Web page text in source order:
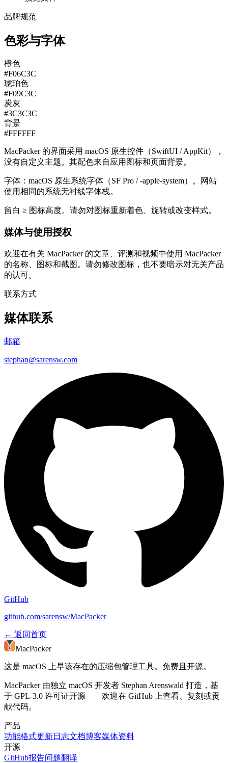
品牌规范
色彩与字体
橙色
#F06C3C
琥珀色
#F09C3C
炭灰
#3C3C3C
背景
#FFFFFF
MacPacker 的界面采用 macOS 原生控件（SwiftUI / AppKit），
没有自定义主题。其配色来自应用图标和页面背景。
字体：macOS 原生系统字体（SF Pro / -apple-system）。网站
使用相同的系统无衬线字体栈。
留白 ≥ 图标高度。请勿对图标重新着色、旋转或改变样式。
媒体与使用授权
欢迎在有关 MacPacker 的文章、评测和视频中使用 MacPacker
的名称、图标和截图。请勿修改图标，也不要暗示对无关产品
的认可。
联系方式
媒体联系
邮箱
stephan@sarensw.com
GitHub
github.com/sarensw/MacPacker
← 返回首页
MacPacker
这是 macOS 上早该存在的压缩包管理工具。免费且开源。
MacPacker 由独立 macOS 开发者 Stephan Arenswald 打造，基
于 GPL-3.0 许可证开源——欢迎在 GitHub 上查看、复刻或贡
献代码。
产品
功能格式更新日志文档博客媒体资料
开源
GitHub报告问题翻译